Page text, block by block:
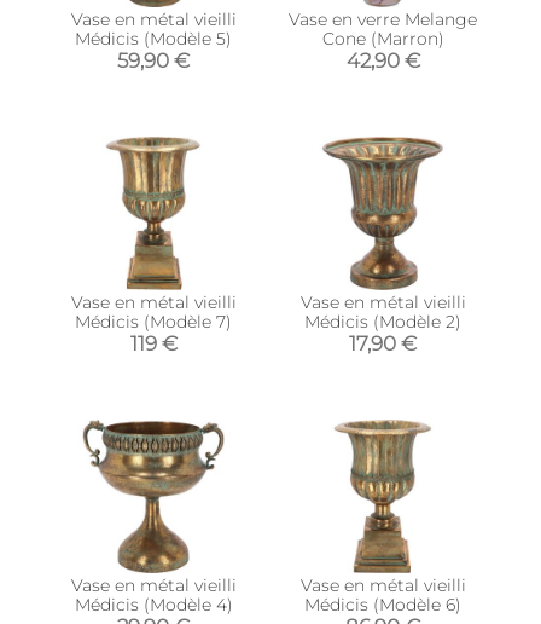
Vase en métal vieilli
Médicis (Modèle 5)
59,90 €
Vase en verre Melange
Cone (Marron)
42,90 €
Vase en métal vieilli
Médicis (Modèle 7)
119 €
Vase en métal vieilli
Médicis (Modèle 2)
17,90 €
Vase en métal vieilli
Médicis (Modèle 4)
Vase en métal vieilli
Médicis (Modèle 6)